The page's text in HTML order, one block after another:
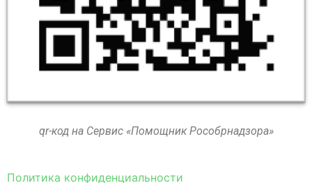
qr-код на Сервис «Помощник Рособрнадзора»
Политика конфиденциальности